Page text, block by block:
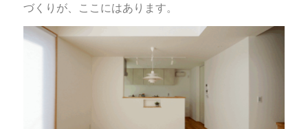
づくりが、ここにはあります。